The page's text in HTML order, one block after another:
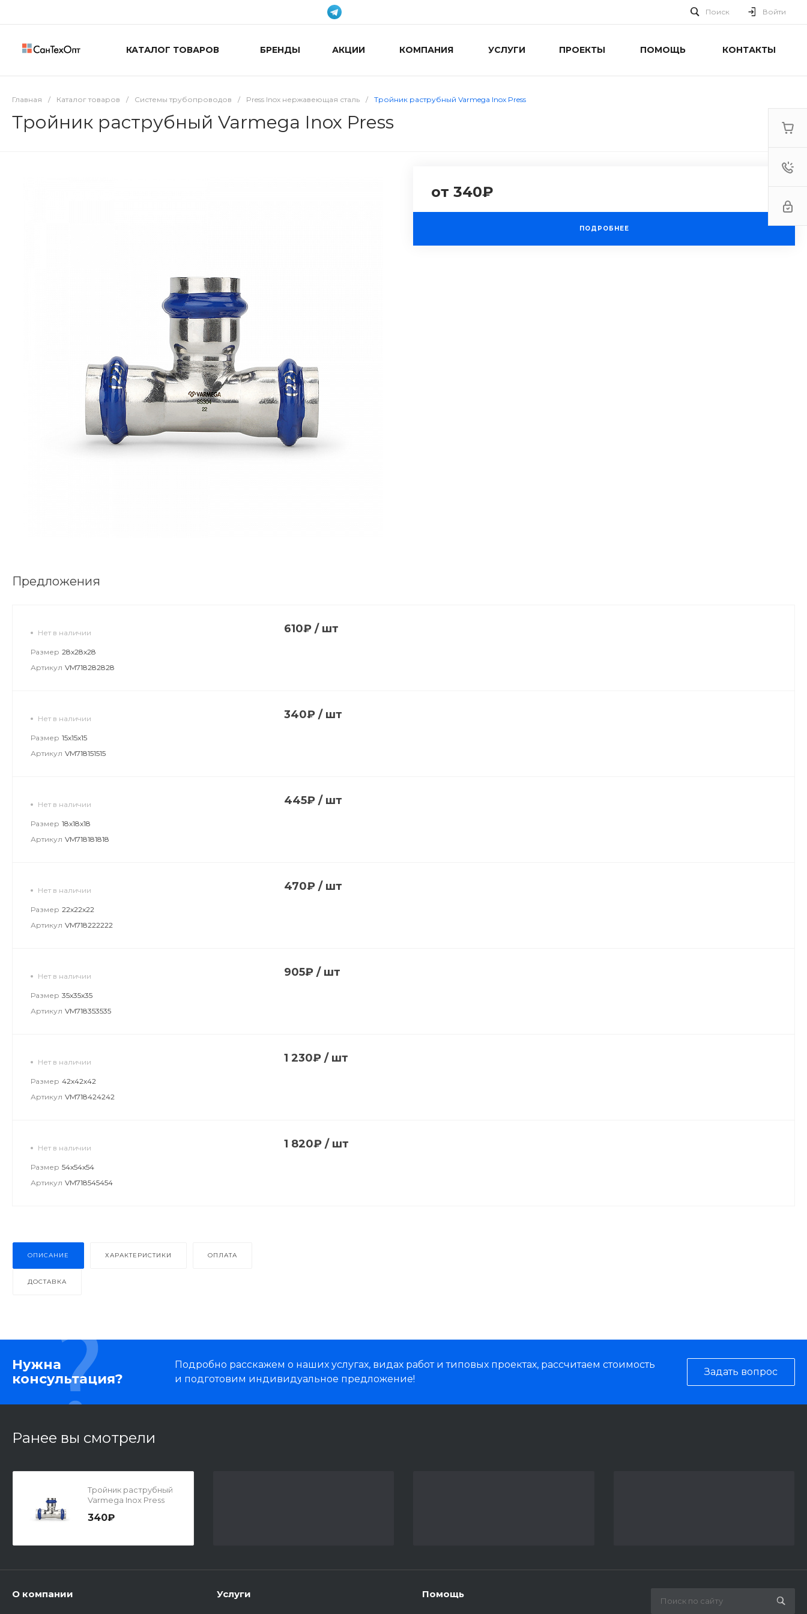
Поиск Войти
КАТАЛОГ ТОВАРОВ БРЕНДЫ АКЦИИ КОМПАНИЯ УСЛУГИ ПРОЕКТЫ ПОМОЩЬ КОНТАКТЫ
Главная / Каталог товаров / Системы трубопроводов / Press Inox нержавеющая сталь / Тройник раструбный Varmega Inox Press
Тройник раструбный Varmega Inox Press
от 340₽
ПОДРОБНЕЕ
Предложения
Нет в наличии
Размер 28х28х28
Артикул VM718282828
610₽ / шт
Нет в наличии
Размер 15х15х15
Артикул VM718151515
340₽ / шт
Нет в наличии
Размер 18х18х18
Артикул VM718181818
445₽ / шт
Нет в наличии
Размер 22х22х22
Артикул VM718222222
470₽ / шт
Нет в наличии
Размер 35х35х35
Артикул VM718353535
905₽ / шт
Нет в наличии
Размер 42х42х42
Артикул VM718424242
1 230₽ / шт
Нет в наличии
Размер 54х54х54
Артикул VM718545454
1 820₽ / шт
ОПИСАНИЕ ХАРАКТЕРИСТИКИ ОПЛАТА
ДОСТАВКА
Нужна
консультация?
Подробно расскажем о наших услугах, видах работ и типовых проектах, рассчитаем стоимость
и подготовим индивидуальное предложение!
Задать вопрос
Ранее вы смотрели
Тройник раструбный
Varmega Inox Press
340₽
О компании Услуги Помощь